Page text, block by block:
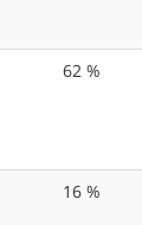
62 %
16 %